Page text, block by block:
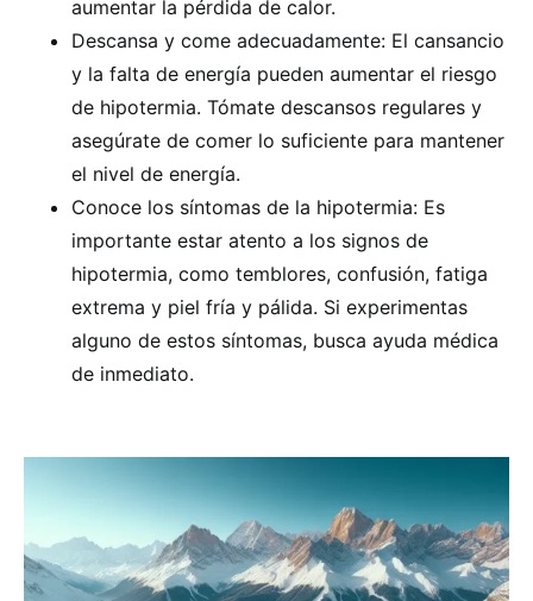
aumentar la pérdida de calor.
Descansa y come adecuadamente: El cansancio
y la falta de energía pueden aumentar el riesgo
de hipotermia. Tómate descansos regulares y
asegúrate de comer lo suficiente para mantener
el nivel de energía.
Conoce los síntomas de la hipotermia: Es
importante estar atento a los signos de
hipotermia, como temblores, confusión, fatiga
extrema y piel fría y pálida. Si experimentas
alguno de estos síntomas, busca ayuda médica
de inmediato.